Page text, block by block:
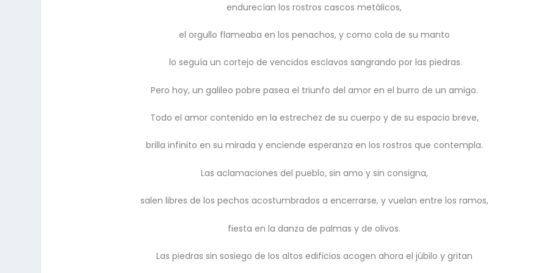
endurecían los rostros cascos metálicos,
el orgullo flameaba en los penachos, y como cola de su manto
lo seguía un cortejo de vencidos esclavos sangrando por las piedras.
Pero hoy, un galileo pobre pasea el triunfo del amor en el burro de un amigo.
Todo el amor contenido en la estrechez de su cuerpo y de su espacio breve,
brilla infinito en su mirada y enciende esperanza en los rostros que contempla.
Las aclamaciones del pueblo, sin amo y sin consigna,
salen libres de los pechos acostumbrados a encerrarse, y vuelan entre los ramos,
fiesta en la danza de palmas y de olivos.
Las piedras sin sosiego de los altos edificios acogen ahora el júbilo y gritan